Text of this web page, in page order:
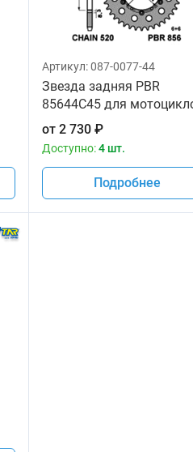
Артикул:087-0077-44
Звезда задняя PBR
85644C45 для
от 2 730₽
Доступно:4 шт.
Подробнее